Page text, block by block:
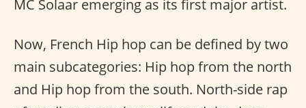
MC Solaar emerging as its first major artist.
Now, French Hip hop can be defined by two
main subcategories: Hip hop from the north
and Hip hop from the south. North-side rap